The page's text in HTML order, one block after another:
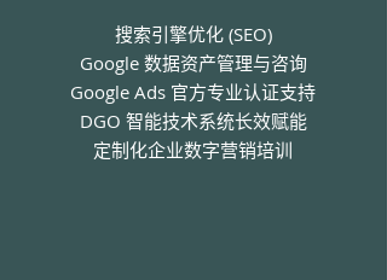
搜索引擎优化 (SEO)
Google 数据资产管理与咨询
Google Ads 官方专业认证支持
DGO 智能技术系统长效赋能
定制化企业数字营销培训